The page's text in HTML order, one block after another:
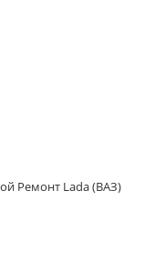
Ремонт Lada (ВАЗ)